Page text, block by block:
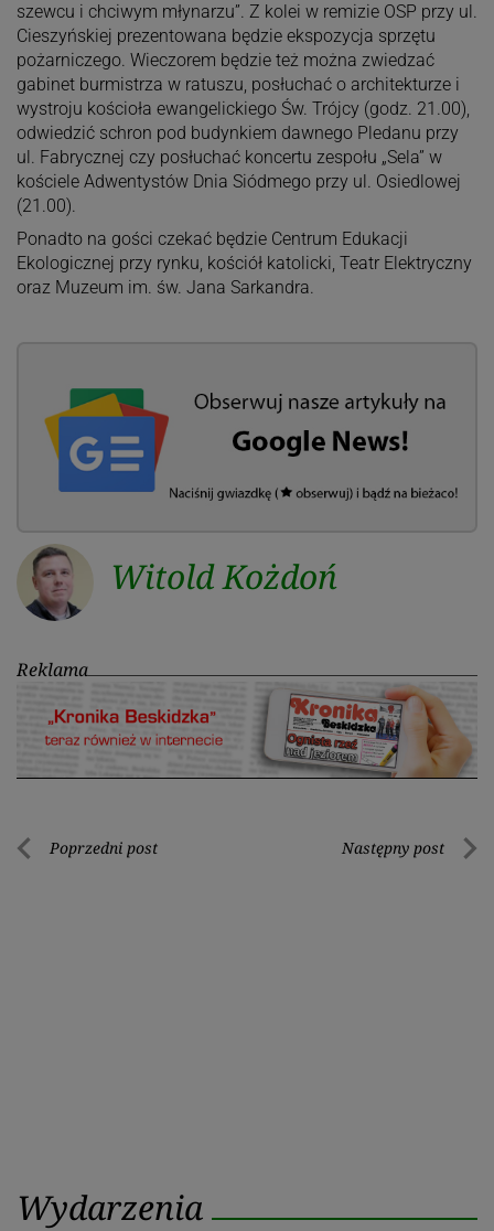
szewcu i chciwym młynarzu”. Z kolei w remizie OSP przy ul.
Cieszyńskiej prezentowana będzie ekspozycja sprzętu
pożarniczego. Wieczorem będzie też można zwiedzać
gabinet burmistrza w ratuszu, posłuchać o architekturze i
wystroju kościoła ewangelickiego Św. Trójcy (godz. 21.00),
odwiedzić schron pod budynkiem dawnego Pledanu przy
ul. Fabrycznej czy posłuchać koncertu zespołu „Sela” w
kościele Adwentystów Dnia Siódmego przy ul. Osiedlowej
(21.00).
Ponadto na gości czekać będzie Centrum Edukacji
Ekologicznej przy rynku, kościół katolicki, Teatr Elektryczny
oraz Muzeum im. św. Jana Sarkandra.
Witold Kożdoń
Reklama
Nawigacja
Poprzedni post Następny post
Wydarzenia